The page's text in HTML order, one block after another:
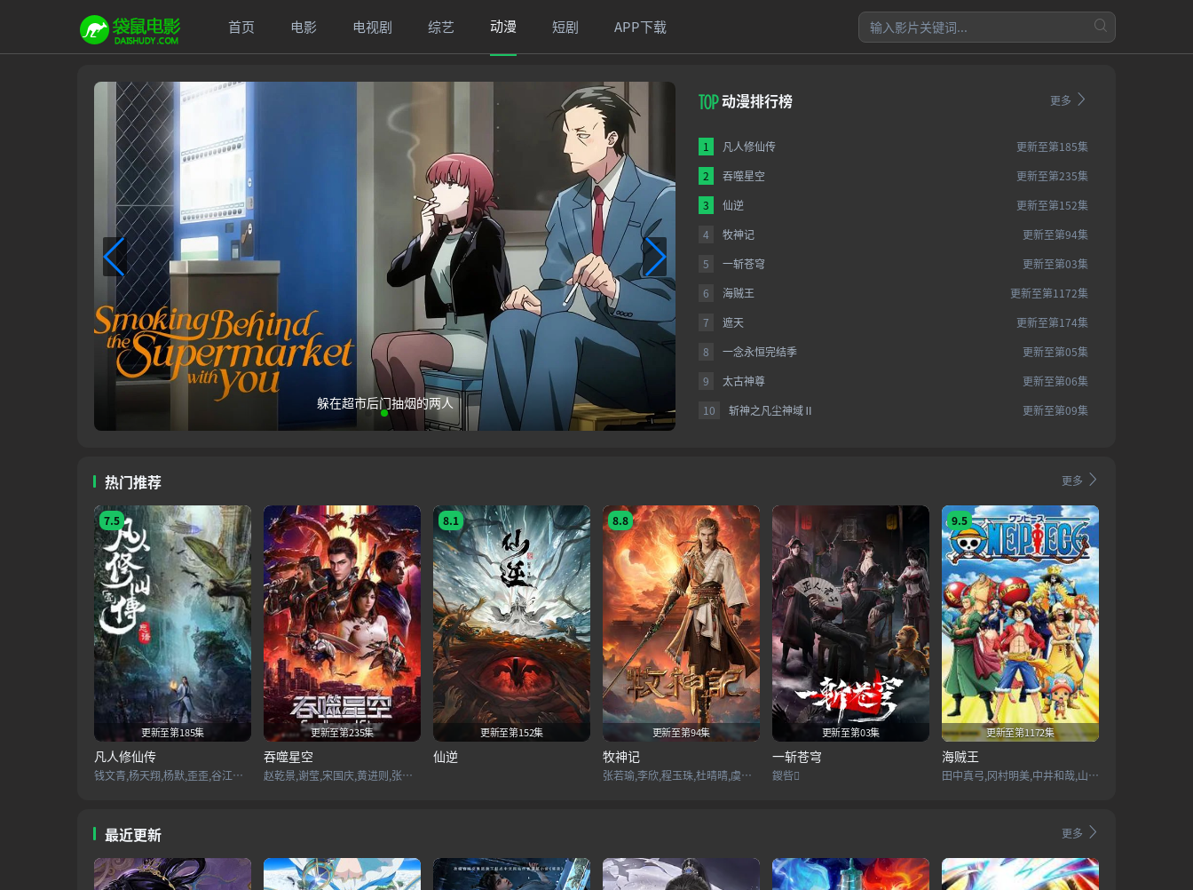
首页 电影 电视剧 综艺 动漫 短剧 APP下载
瑞克和莫蒂第九季
更多
动漫排行榜
更新至第185集
1
凡人修仙传
更新至第235集
2
吞噬星空
更新至第152集
3
仙逆
更新至第94集
4
牧神记
更新至第03集
5
一斩苍穹
更新至第1172集
6
海贼王
更新至第174集
7
遮天
更新至第05集
8
​一念永恒完结季​
更新至第06集
9
太古神尊
更新至第09集
10 斩神之凡尘神域Ⅱ
更多
热门推荐
7.5
更新至第185集
凡人修仙传
钱文青,杨天翔,杨默,歪歪,谷江山,乔诗语,佟心竹
更新至第235集
吞噬星空
赵乾景,谢莹,宋国庆,黄进则,张若瑜
8.1
更新至第152集
仙逆
8.8
更新至第94集
牧神记
张若瑜,李欣,程玉珠,杜晴晴,虞晓旭,于凯隆,高嗣航,张恒,王宇航,刘宇轩,唐昊
更新至第03集
一斩苍穹
鍐呰
9.5
更新至第1172集
海贼王
田中真弓,冈村明美,中井和哉,山口胜平,平田广明,大谷育江,山口由里子,矢尾一树,长岛雄一,池田秀一,古川登志夫,古谷彻,大塚周夫,津嘉山正种,草尾毅,大场真人,宝龟克寿,园部启一,柴田秀胜,中博史,阪口大助,竹内顺子,千叶繁,三石琴乃,挂川裕彦,堀秀行,田中秀幸,大友龙三郎,有本钦隆,大塚明夫,玄田哲章,小山茉美,土井美加,野田顺子,渡边美佐,野上尤加奈,林原惠美,水树奈奈,园崎未惠,西原久美子
更多
最近更新